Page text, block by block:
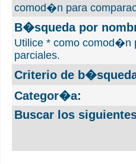
comod�n para
B�squeda por
Utilice * como comod�n
parciales.
Criterio de
Categor�a:
Buscar los